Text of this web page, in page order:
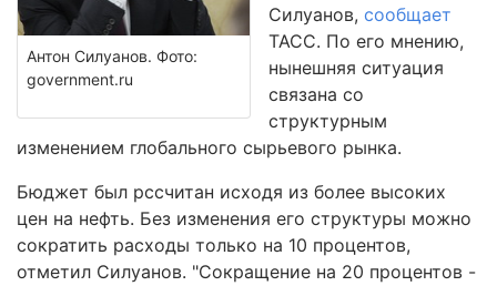
Антон Силуанов. Фото:
government.ru
Силуанов, сообщает
ТАСС. По его мнению,
нынешняя ситуация
связана со
структурным
изменением глобального сырьевого рынка.
Бюджет был рссчитан исходя из более высоких
цен на нефть. Без изменения его структуры можно
сократить расходы только на 10 процентов,
отметил Силуанов. "Сокращение на 20 процентов -